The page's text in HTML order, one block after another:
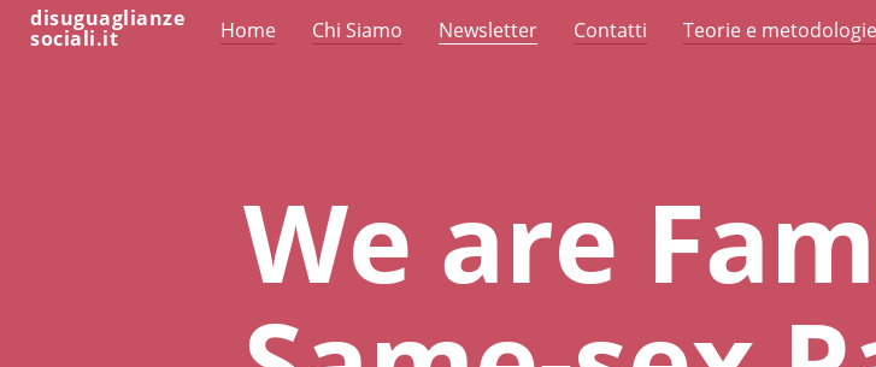
disuguaglianze
sociali.it Home Chi Siamo Newsletter Contatti Teorie e metodologie
We are